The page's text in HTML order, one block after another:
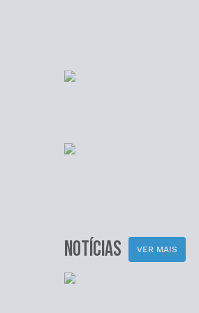
NOTÍCIAS VER MAIS